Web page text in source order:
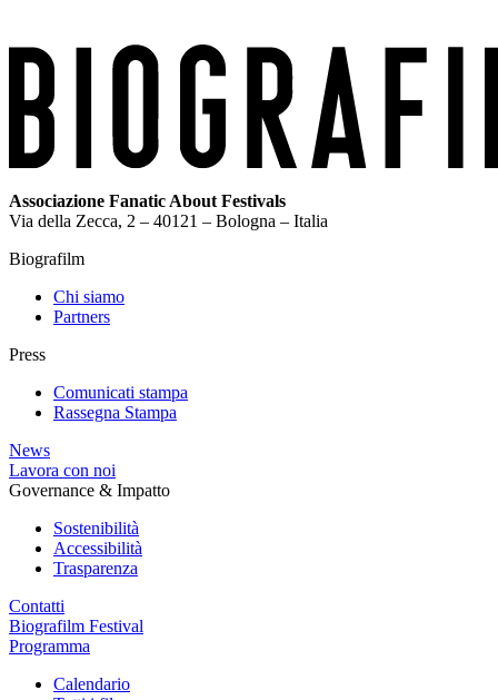
Associazione Fanatic About Festivals
Via della Zecca, 2 – 40121 – Bologna – Italia
Biografilm
Chi siamo
Partners
Press
Comunicati stampa
Rassegna Stampa
News
Lavora con noi
Governance & Impatto
Sostenibilità
Accessibilità
Trasparenza
Contatti
Biografilm Festival
Programma
Calendario